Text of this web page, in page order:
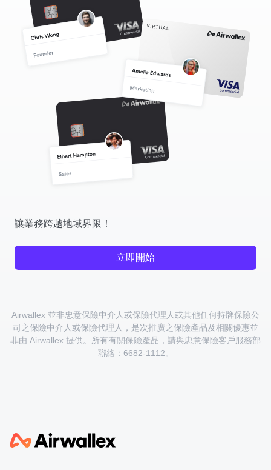
讓業務跨越地域界限！
立即開始
Airwallex 並非忠意保險中介人或保險代理人或其他任何持牌保險公
司之保險中介人或保險代理人，是次推廣之保險產品及相關優惠並
非由 Airwallex 提供。所有有關保險產品，請與忠意保險客戶服務部
聯絡：6682-1112。